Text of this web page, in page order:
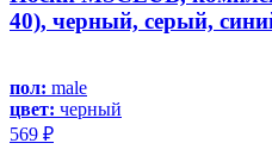
40), черный, серый,
пол: male
цвет: черный
569 ₽